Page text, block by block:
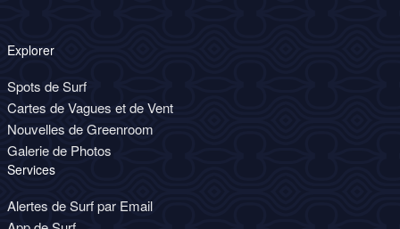
Explorer
Spots de Surf
Cartes de Vagues et de Vent
Nouvelles de Greenroom
Galerie de Photos
Services
Alertes de Surf par Email